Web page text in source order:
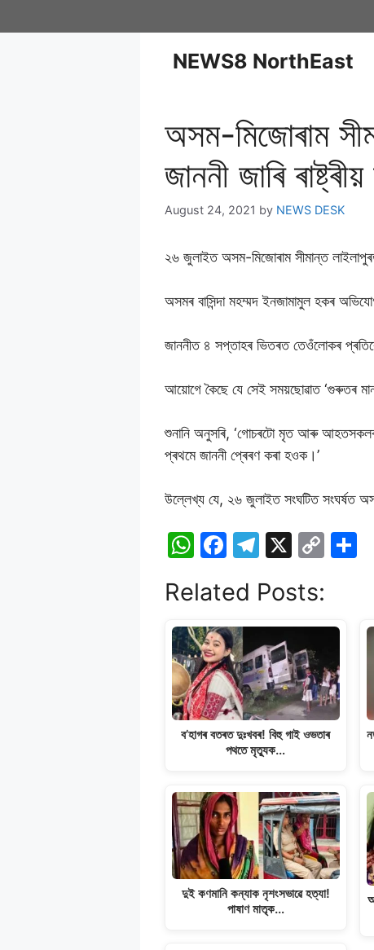
NEWS8 NorthEast
অসম-মিজোৰাম
জাননী জাৰি
August 24, 2021 by NEWS DESK
২৬ জুলাইত অসম-মিজোৰাম সীমান্ত
অসমৰ বাসিন্দা মহম্মদ ইনজামামুল হকৰ
জাননীত ৪ সপ্তাহৰ ভিতৰত তেওঁলোকৰ
আয়োগে কৈছে যে সেই সময়ছোৱাত ‘গুৰুতৰ
শুনানি অনুসৰি, ‘গোচৰটো মৃত আৰু
প্ৰথমে জাননী প্ৰেৰণ কৰা হওক।’
উল্লেখ্য যে, ২৬ জুলাইত সংঘটিত সংঘৰ্ষত
W
at
s
A
p
p
F
c
e
b
o
o
k
T
e
gr
a
m
X
C
y
n
k
e
Related Posts:
ব’হাগৰ বতৰত দুঃখবৰ! বিহু গাই ওভতাৰ
পথতে মৃত্যুক…
দুই কণমানি কন্যাক নৃশংসভাৱে হত্যা!
পাষাণ মাতৃক…